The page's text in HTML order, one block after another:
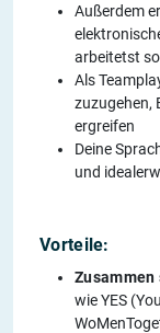
Außerdem
arbeitetst
Als
zuzugehen,
ergreifen
Deine
und
Vorteile:
Zusammen
wie YES